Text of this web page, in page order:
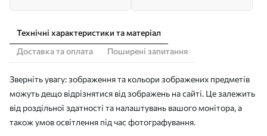
Технічні характеристики та матеріал
Доставка та оплата
Поширені запитання
Зверніть увагу: зображення та кольори зображених предметів
можуть дещо відрізнятися від зображень на сайті. Це залежить
від роздільної здатності та налаштувань вашого монітора, а
також умов освітлення під час фотографування.